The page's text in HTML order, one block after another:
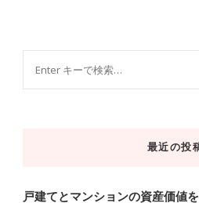
で
最近の投
戸建てとマンションの資産価値